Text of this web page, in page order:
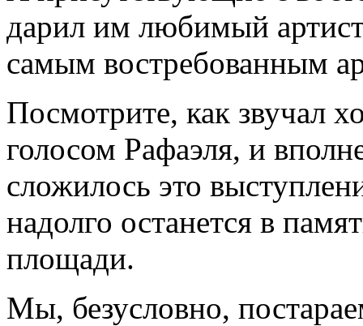
дарил им любимый
самым востребованным
Посмотрите, как звучал
голосом Рафаэля, и
сложилось это
надолго останется в
площади.
Мы, безусловно,